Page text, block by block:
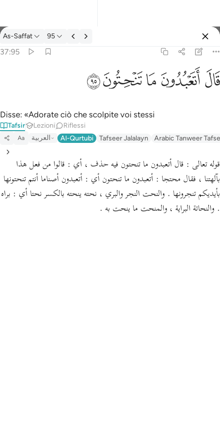
Tafsir: As-Saffat 37:95
As-Saffat 95
37:95
ﲟﲠﲡﲢﲣ
Disse: «Adorate ciò che scolpite voi stessi
Tafsir Lezioni Riflessi
Aa العربية Al-Qurtubi Tafseer Jalalayn Arabic Tanweer
قوله تعالى : قال أتعبدون ما تنحتون فيه حذف ، أي : قالوا من فعل هذا
بآلهتنا ، فقال محتجا : أتعبدون ما تنحتون أي : أتعبدون أصناما أنتم تنحتونها
بأيديكم تنجرونها . والنحت النجر والبري ، نحته ينحته بالكسر نحتا أي : براه
. والنحاتة البراية ، والمنحت ما ينحت به .